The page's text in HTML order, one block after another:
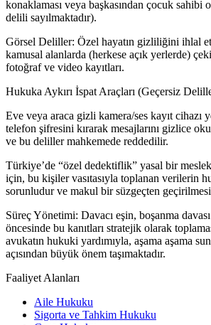
konaklaması veya başkasından çocuk sahibi
delili sayılmaktadır).
Görsel Deliller: Özel hayatın gizliliğini ihlal
kamusal alanlarda (herkese açık yerlerde)
fotoğraf ve video kayıtları.
Hukuka Aykırı İspat Araçları (Geçersiz
Eve veya araca gizli kamera/ses kayıt cihazı
telefon şifresini kırarak mesajlarını gizlice
ve bu deliller mahkemede reddedilir.
Türkiye’de “özel dedektiflik” yasal bir meslek
için, bu kişiler vasıtasıyla toplanan verilerin
sorunludur ve makul bir süzgeçten
Süreç Yönetimi: Davacı eşin, boşanma
öncesinde bu kanıtları stratejik olarak
avukatın hukuki yardımıyla, aşama aşama
açısından büyük önem taşımaktadır.
Faaliyet Alanları
Aile Hukuku
Sigorta ve Tahkim Hukuku